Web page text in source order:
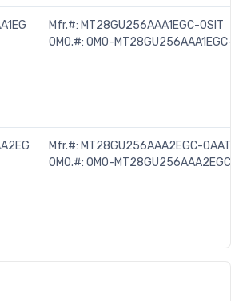
Mfr.#: MT28GU256AAA1EGC-0SIT
OMO.#: OMO-MT28GU256AAA1EGC-
Mfr.#: MT28GU256AAA2EGC-0AAT
OMO.#: OMO-MT28GU256AAA2EGC-